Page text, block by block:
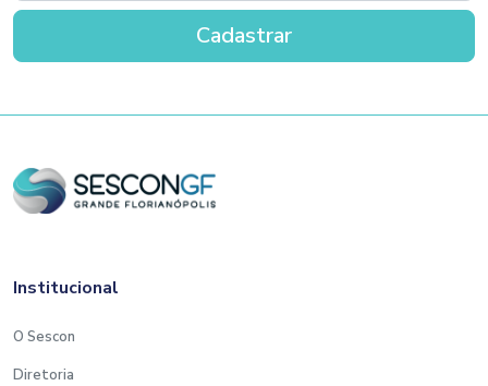
Institucional
O Sescon
Diretoria